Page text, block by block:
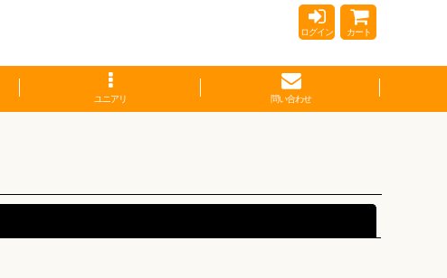
ログイン カート
ユニアリ 問い合わせ